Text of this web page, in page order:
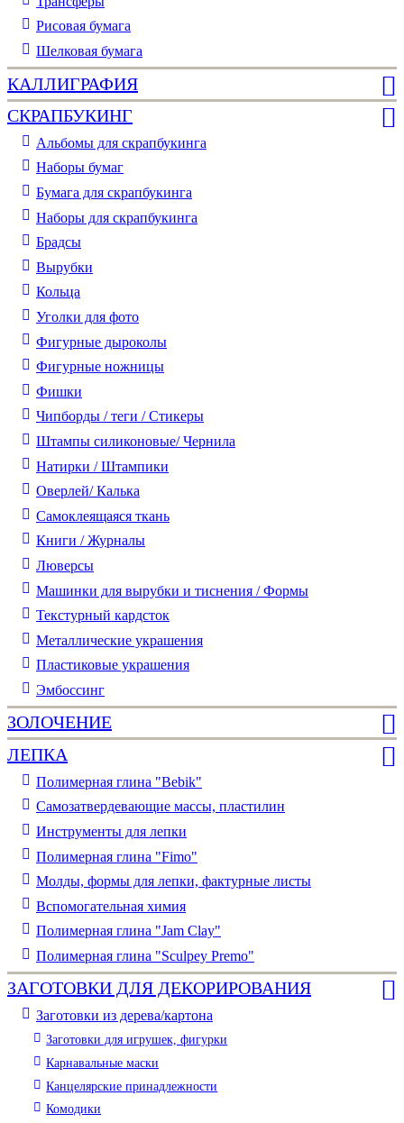
Рисовая бумага
Шелковая бумага
КАЛЛИГРАФИЯ
СКРАПБУКИНГ
Альбомы для скрапбукинга
Наборы бумаг
Бумага для скрапбукинга
Наборы для скрапбукинга
Брадсы
Вырубки
Кольца
Уголки для фото
Фигурные дыроколы
Фигурные ножницы
Фишки
Чипборды / теги / Стикеры
Штампы силиконовые/ Чернила
Натирки / Штампики
Оверлей/ Калька
Самоклеящаяся ткань
Книги / Журналы
Люверсы
Машинки для вырубки и тиснения / Формы
Текстурный кардсток
Металлические украшения
Пластиковые украшения
Эмбоссинг
ЗОЛОЧЕНИЕ
ЛЕПКА
Полимерная глина "Bebik"
Самозатвердевающие массы, пластилин
Инструменты для лепки
Полимерная глина "Fimo"
Молды, формы для лепки, фактурные листы
Вспомогательная химия
Полимерная глина "Jam Clay"
Полимерная глина "Sculpey Premo"
ЗАГОТОВКИ ДЛЯ ДЕКОРИРОВАНИЯ
Заготовки из дерева/картона
Заготовки для игрушек, фигурки
Карнавальные маски
Канцелярские принадлежности
Комодики